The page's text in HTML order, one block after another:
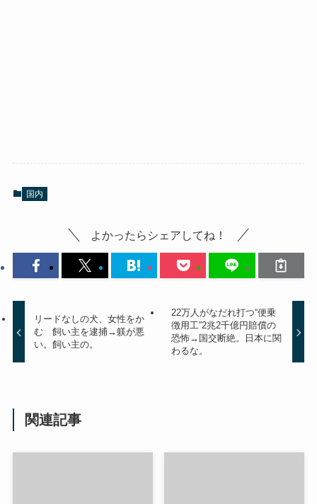
国内
よかったらシェアしてね！
リードなしの犬、女性をか
む 飼い主を逮捕→躾が悪
い。飼い主の。
22万人がなだれ打つ“便乗
徴用工”2兆2千億円賠償の
恐怖→国交断絶。日本に関
わるな。
関連記事